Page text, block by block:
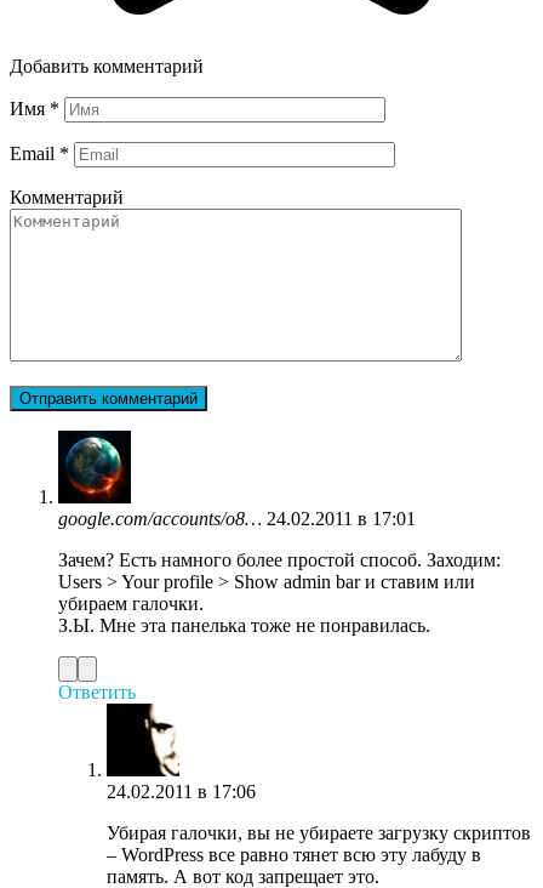
Добавить комментарий
Имя *
Email *
Комментарий
google.com/accounts/o8… 24.02.2011 в 17:01
Зачем? Есть намного более простой способ. Заходим:
Users > Your profile > Show admin bar и ставим или
убираем галочки.
З.Ы. Мне эта панелька тоже не понравилась.
Ответить
24.02.2011 в 17:06
Убирая галочки, вы не убираете загрузку скриптов
– WordPress все равно тянет всю эту лабуду в
память. А вот код запрещает это.